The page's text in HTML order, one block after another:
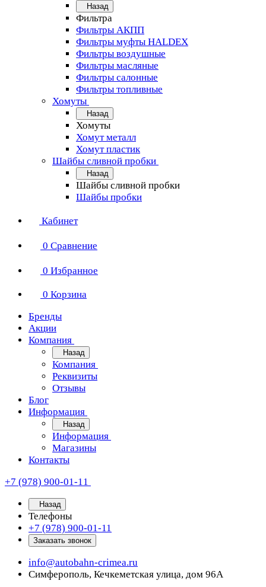
Назад
Фильтра
Фильтры АКПП
Фильтры муфты HALDEX
Фильтры воздушные
Фильтры масляные
Фильтры салонные
Фильтры топливные
Хомуты
Назад
Хомуты
Хомут металл
Хомут пластик
Шайбы сливной пробки
Назад
Шайбы сливной пробки
Шайбы пробки
Кабинет
0 Сравнение
0 Избранное
0 Корзина
Бренды
Акции
Компания
Назад
Компания
Реквизиты
Отзывы
Блог
Информация
Назад
Информация
Магазины
Контакты
+7 (978) 900-01-11
Назад
Телефоны
+7 (978) 900-01-11
Заказать звонок
info@autobahn-crimea.ru
Симферополь, Кечкеметская улица, дом 96А